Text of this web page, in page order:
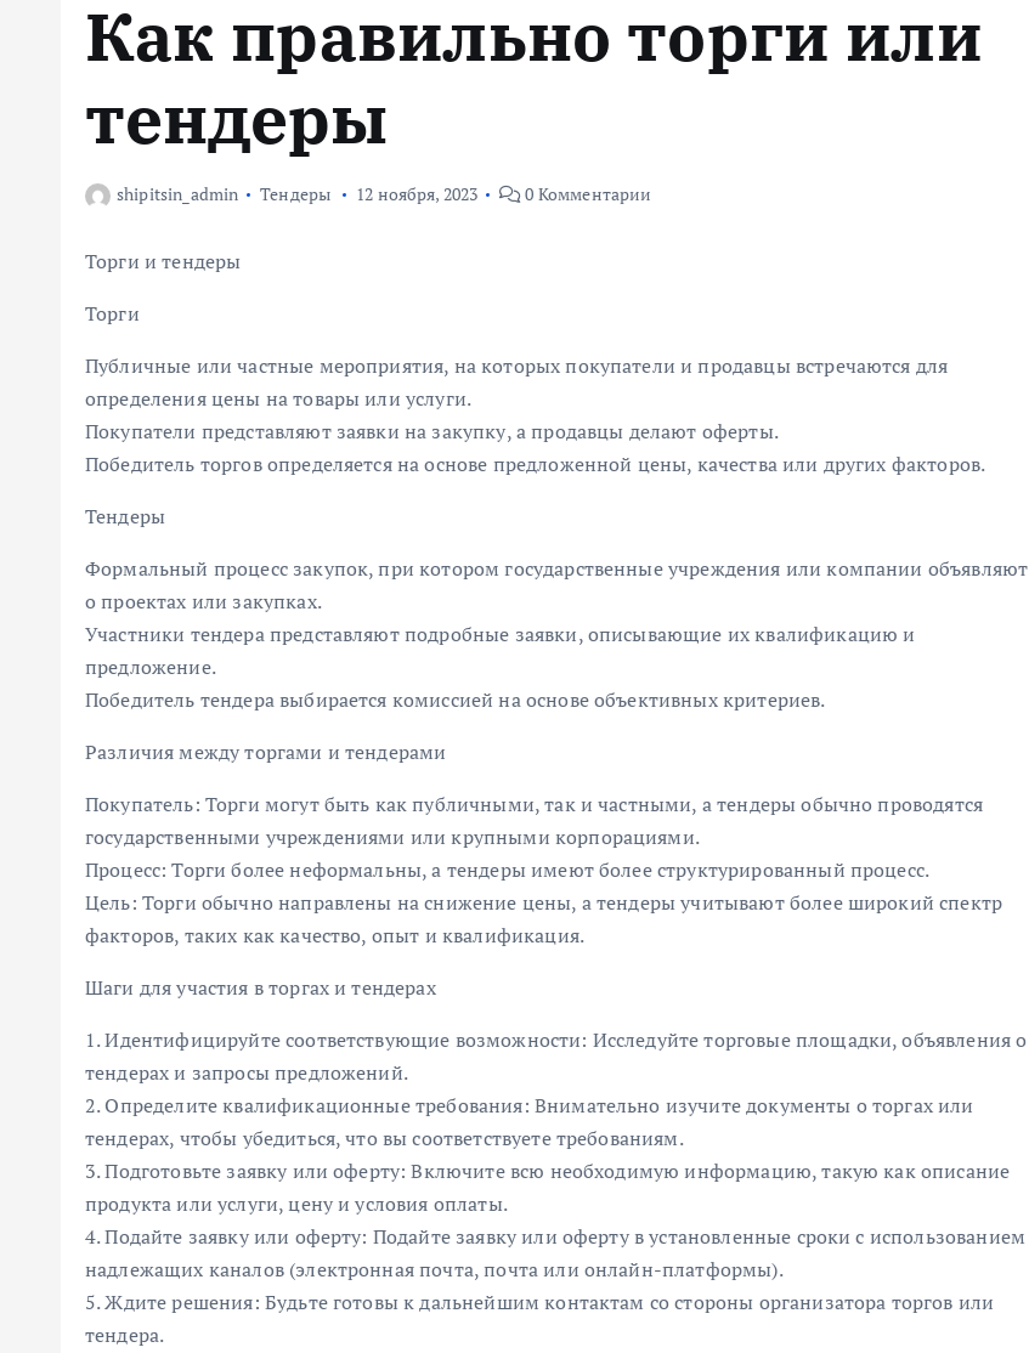
Как правильно торги или
тендеры
shipitsin_admin Тендеры 12 ноября, 2023 0 Комментарии
Торги и тендеры
Торги
Публичные или частные мероприятия, на которых покупатели и продавцы встречаются для
определения цены на товары или услуги.
Покупатели представляют заявки на закупку, а продавцы делают оферты.
Победитель торгов определяется на основе предложенной цены, качества или других факторов.
Тендеры
Формальный процесс закупок, при котором государственные учреждения или компании объявляют
о проектах или закупках.
Участники тендера представляют подробные заявки, описывающие их квалификацию и
предложение.
Победитель тендера выбирается комиссией на основе объективных критериев.
Различия между торгами и тендерами
Покупатель: Торги могут быть как публичными, так и частными, а тендеры обычно проводятся
государственными учреждениями или крупными корпорациями.
Процесс: Торги более неформальны, а тендеры имеют более структурированный процесс.
Цель: Торги обычно направлены на снижение цены, а тендеры учитывают более широкий спектр
факторов, таких как качество, опыт и квалификация.
Шаги для участия в торгах и тендерах
1. Идентифицируйте соответствующие возможности: Исследуйте торговые площадки, объявления о
тендерах и запросы предложений.
2. Определите квалификационные требования: Внимательно изучите документы о торгах или
тендерах, чтобы убедиться, что вы соответствуете требованиям.
3. Подготовьте заявку или оферту: Включите всю необходимую информацию, такую как описание
продукта или услуги, цену и условия оплаты.
4. Подайте заявку или оферту: Подайте заявку или оферту в установленные сроки с использованием
надлежащих каналов (электронная почта, почта или онлайн-платформы).
5. Ждите решения: Будьте готовы к дальнейшим контактам со стороны организатора торгов или
тендера.